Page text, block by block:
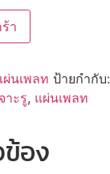
า
ผ่นเพลท ป้ายกำกับ:
าะรู, แผ่นเพลท
อง